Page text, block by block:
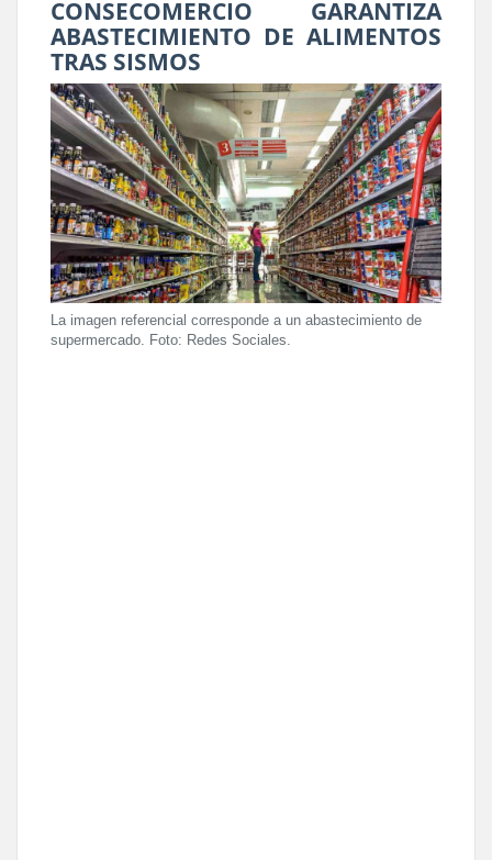
CONSECOMERCIO GARANTIZA
ABASTECIMIENTO DE ALIMENTOS
TRAS SISMOS
La imagen referencial corresponde a un abastecimiento de
supermercado. Foto: Redes Sociales.